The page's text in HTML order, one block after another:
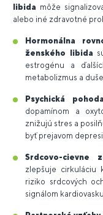
libida môže
alebo iné zdravotné
Hormonálna
ženského libida
estrogénu a
metabolizmus a
Psychická pohoda
dopamínom a
znižujú stres a
byť prejavom
Srdcovo-cievne
zlepšuje cirkuláciu
riziko srdcových
signálom